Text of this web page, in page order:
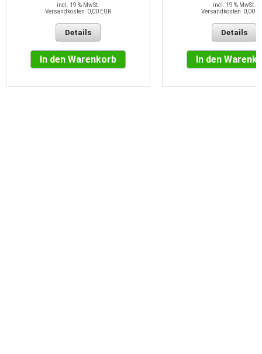
incl. 19 % MwSt.
Versandkosten: 0,00 EUR
Details
In den Warenkorb
incl. 19 % MwSt.
Versandkosten: 0,00
Details
In den